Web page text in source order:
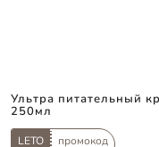
Ультра питательный
250мл
LETO промокод